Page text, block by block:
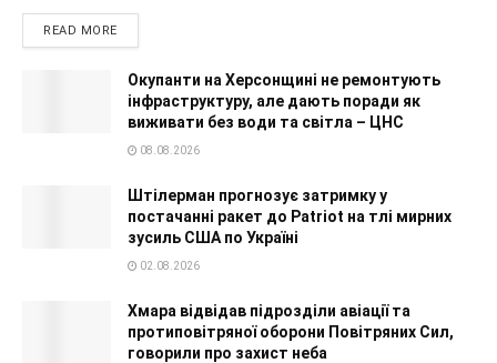
READ MORE
Окупанти на Херсонщині не ремонтують
інфраструктуру, але дають поради як
виживати без води та світла – ЦНС
08.08.2026
Штілерман прогнозує затримку у
постачанні ракет до Patriot на тлі мирних
зусиль США по Україні
02.08.2026
Хмара відвідав підрозділи авіації та
протиповітряної оборони Повітряних Сил,
говорили про захист неба